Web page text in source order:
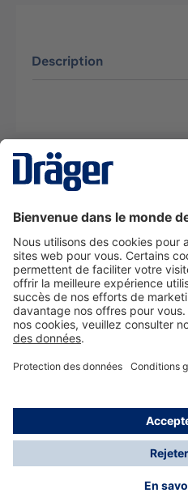
Description
La
Nous contacter
A propos de Dräger
Informations
*Les taxes et les frais
dans les prix indiqués, sauf
supplémentaires peuvent